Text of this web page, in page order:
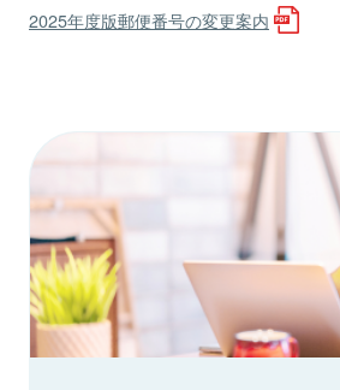
2025年度版郵便番号の変更案内